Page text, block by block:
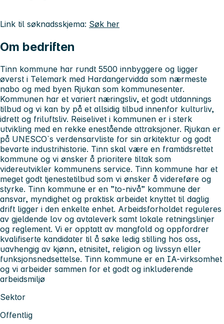
Link til søknadsskjema: Søk her
Om bedriften
Tinn kommune har rundt 5500 innbyggere og ligger
øverst i Telemark med Hardangervidda som nærmeste
nabo og med byen Rjukan som kommunesenter.
Kommunen har et variert næringsliv, et godt utdannings
tilbud og vi kan by på et allsidig tilbud innenfor kulturliv,
idrett og friluftsliv. Reiselivet i kommunen er i sterk
utvikling med en rekke enestående attraksjoner. Rjukan er
på UNESCO`s verdensarvliste for sin arkitektur og godt
bevarte industrihistorie. Tinn skal være en framtidsrettet
kommune og vi ønsker å prioritere tiltak som
videreutvikler kommunens service. Tinn kommune har et
meget godt tjenestetilbud som vi ønsker å videreføre og
styrke. Tinn kommune er en ”to-nivå” kommune der
ansvar, myndighet og praktisk arbeidet knyttet til daglig
drift ligger i den enkelte enhet. Arbeidsforholdet reguleres
av gjeldende lov og avtaleverk samt lokale retningslinjer
og reglement. Vi er opptatt av mangfold og oppfordrer
kvalifiserte kandidater til å søke ledig stilling hos oss,
uavhengig av kjønn, etnisitet, religion og livssyn eller
funksjonsnedsettelse. Tinn kommune er en IA-virksomhet
og vi arbeider sammen for et godt og inkluderende
arbeidsmiljø
Sektor
Offentlig